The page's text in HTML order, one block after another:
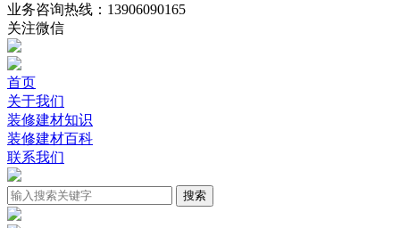
业务咨询热线： 13906090165
关注微信
首页
关于我们
装修建材知识
装修建材百科
联系我们